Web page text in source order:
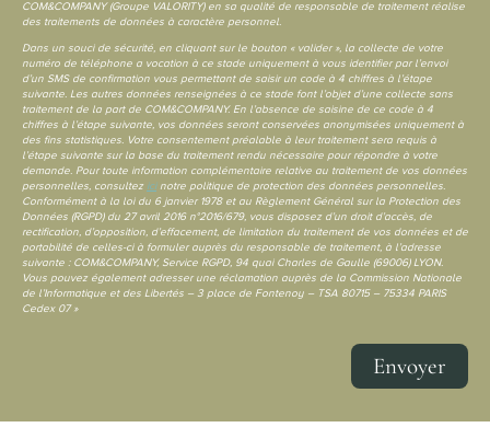
COM&COMPANY (Groupe VALORITY) en sa qualité de responsable de traitement réalise
des traitements de données à caractère personnel.
Dans un souci de sécurité, en cliquant sur le bouton « valider », la collecte de votre
numéro de téléphone a vocation à ce stade uniquement à vous identifier par l’envoi
d’un SMS de confirmation vous permettant de saisir un code à 4 chiffres à l’étape
suivante. Les autres données renseignées à ce stade font l’objet d’une collecte sans
traitement de la part de COM&COMPANY. En l’absence de saisine de ce code à 4
chiffres à l’étape suivante, vos données seront conservées anonymisées uniquement à
des fins statistiques. Votre consentement préalable à leur traitement sera requis à
l’étape suivante sur la base du traitement rendu nécessaire pour répondre à votre
demande. Pour toute information complémentaire relative au traitement de vos données
personnelles, consultez icinotre politique de protection des données personnelles.
Conformément à la loi du 6 janvier 1978 et au Règlement Général sur la Protection des
Données (RGPD) du 27 avril 2016 n°2016/679, vous disposez d’un droit d’accès, de
rectification, d’opposition, d’effacement, de limitation du traitement de vos données et de
portabilité de celles-ci à formuler auprès du responsable de traitement, à l’adresse
suivante : COM&COMPANY, Service RGPD, 94 quai Charles de Gaulle (69006) LYON.
Vous pouvez également adresser une réclamation auprès de la Commission Nationale
de l’Informatique et des Libertés – 3 place de Fontenoy – TSA 80715 – 75334 PARIS
Cedex 07 »
Envoyer